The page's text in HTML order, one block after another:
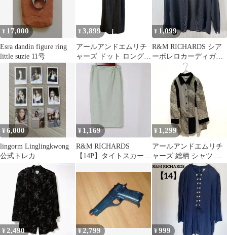
¥ 17,000
Esra dandin figure ring
little suzie 11号
¥ 3,899
アールアンドエムリチ
ャーズ ドット ロングワ
ンピース 半袖
3L【黒】パーティー
¥ 1,099
R&M RICHARDS シア
ーボレロカーディガン
14 ラインストーン 黒
¥6,000
lingorm Linglingkwong
公式トレカ
¥ 1,169
R&M RICHARDS
【14P】タイトスカート
¥ 1,299
アールアンドエムリチ
ャーズ 総柄 シャツ 七
分袖 チュニック 灰 黒
L-XL
¥ 2,490 ¥2,799 ¥999